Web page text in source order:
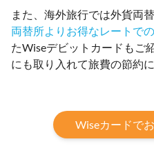
また、海外旅行では外貨両
両替所よりお得なレートで
たWiseデビットカードもご
にも取り入れて旅費の節約
Wiseカードで